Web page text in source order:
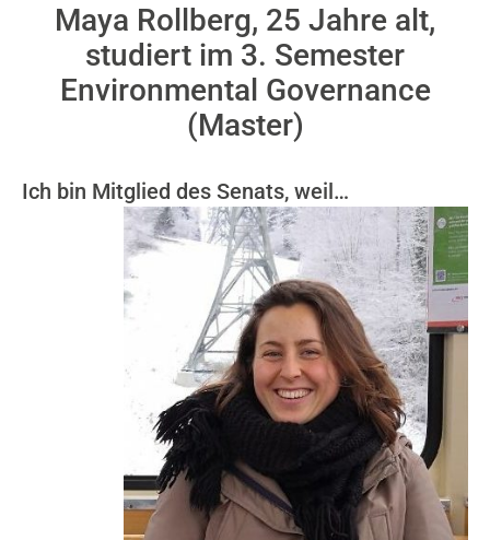
Maya Rollberg, 25 Jahre alt,
studiert im 3. Semester
Environmental Governance
(Master)
Ich bin Mitglied des Senats, weil…